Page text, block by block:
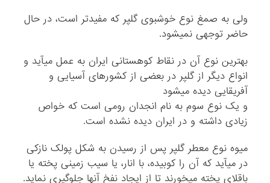
ولى به صمغ نوع خوشبوى گلپر که مفیدتر است، در حال
حاضر توجهى نمی‏شود.
بهترین نوع آن در نقاط کوهستانى ایران به عمل می‏آید و
انواع دیگر از گلپر در بعضى از کشورهاى آسیایى و
آفریقایى دیده می‏شود
و یک نوع سوم به نام انجدان رومى است که خواص
زیادى داشته و در ایران دیده نشده است.
میوه نوع معطر گلپر پس از رسیدن به شکل پولک نازکى
در می‏آید که آن را کوبیده، با انار، یا سیب زمینى پخته یا
باقلاى پخته می‏خورند تا از ایجاد نفخ آنها جلوگیرى نماید.